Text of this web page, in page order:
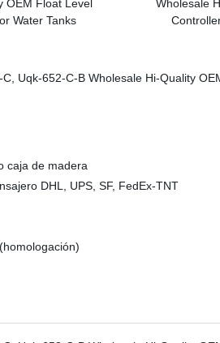
caja de madera
DHL, UPS, SF, FedEx-TNT